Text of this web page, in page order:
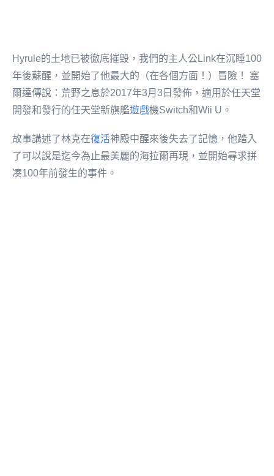
Hyrule的土地已被徹底摧毀，我們的主人公Link在沉睡100
年後蘇醒，並開始了他最大的（在各個方面！）冒險！ 塞
爾達傳說：荒野之息於2017年3月3日發佈，適用於任天堂
開發和發行的任天堂新旗艦遊戲機Switch和Wii U。
故事講述了林克在復活神殿中醒來後失去了記憶，他踏入
了可以說是迄今為止最美麗的海拉爾再現，並開始尋求拼
凑100年前發生的事件。